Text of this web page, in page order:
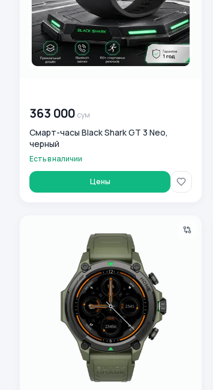
363 000 сум
Смарт-часы Black Shark GT 3 Neo,
черный
Есть в наличии
Цены